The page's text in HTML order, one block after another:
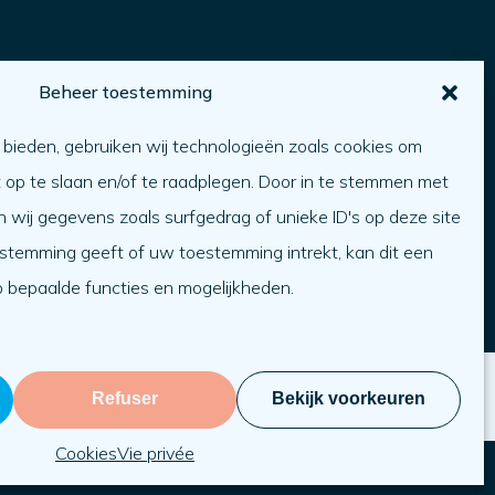
Beheer toestemming
gebruiken wij technologieën zoals cookies om
te slaan en/of te raadplegen. Door in te stemmen met
wij gegevens zoals surfgedrag of unieke ID's op deze site
geeft of uw toestemming intrekt, kan dit een
bepaalde functies en mogelijkheden.
Refuser Bekijk voorkeuren
CookiesVie privée
propos de nous
à
71030069
Site web :
BlackDesk